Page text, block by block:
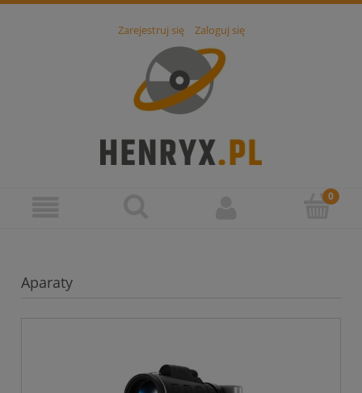
Zarejestruj się Zaloguj się
Aparaty